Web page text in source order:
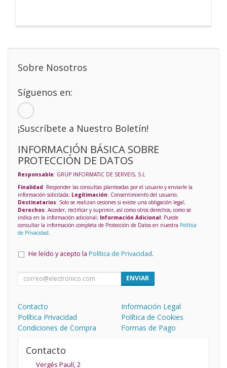
Sobre Nosotros
Síguenos en:
¡Suscríbete a Nuestro Boletín!
INFORMACIÓN BÁSICA SOBRE
PROTECCIÓN DE DATOS
Responsable: GRUP INFORMATIC DE SERVEIS, S.L
Finalidad: Responder las consultas planteadas por el usuario y enviarle la
información solicitada; Legitimación: Consentimiento del usuario;
Destinatarios: Solo se realizan cesiones si existe una obligación legal;
Derechos: Acceder, rectificar y suprimir, así como otros derechos, como se
indica en la información adicional; Información Adicional: Puede
consultar la información completa de Protección de Datos en nuestra Política
de Privacidad
He leído y acepto la Política de Privacidad.
ENVIAR
Contacto
Información Legal
Política Privacidad
Política de Cookies
Condiciones de Compra
Formas de Pago
Contacto
Vergés Paulí, 2